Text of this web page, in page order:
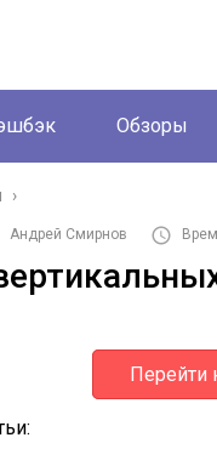
Обзоры
›
Андрей Смирнов
Перейти